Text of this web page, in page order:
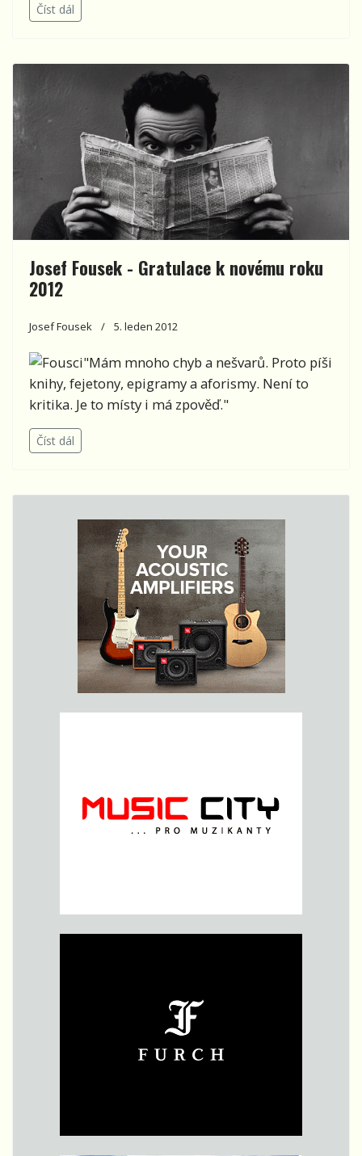
Číst dál
Josef Fousek - Gratulace k novému roku
2012
Josef Fousek 5. leden 2012
"Mám mnoho chyb a nešvarů. Proto píši
knihy, fejetony, epigramy a aforismy. Není to
kritika. Je to místy i má zpověď."
Číst dál